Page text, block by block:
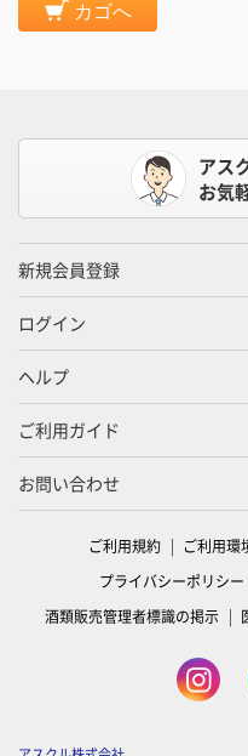
カゴへ
アス
お気
新規会員登録
ログイン
ヘルプ
ご利用ガイド
お問い合わせ
ご利用規約 ご利用環
プライバシーポリシー
酒類販売管理者標識の掲示